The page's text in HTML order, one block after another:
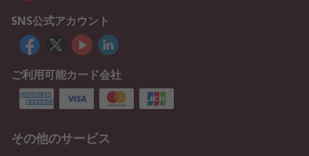
SNS公式アカウント
ご利用可能カード会社
その他のサービス